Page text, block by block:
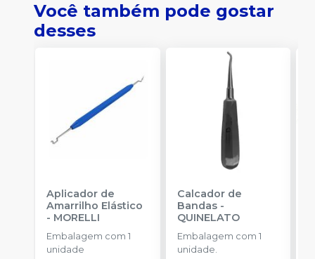
Você também pode gostar
desses
Aplicador de
Amarrilho Elástico
- MORELLI
Embalagem com 1
unidade
Calcador de
Bandas-
QUINELATO
Embalagem com 1
unidade.